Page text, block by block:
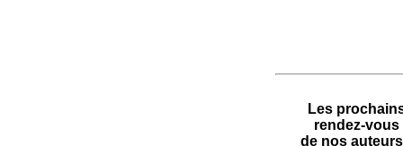
Les
rendez-vous
de nos